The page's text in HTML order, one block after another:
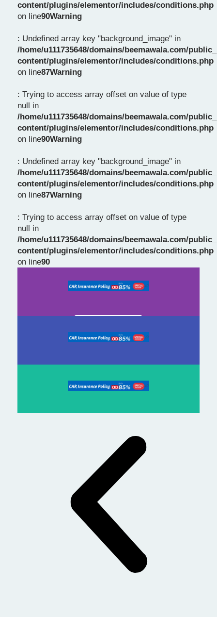
content/plugins/elementor/includes/conditions.php
on line90Warning
: Undefined array key "background_image" in
/home/u111735648/domains/beemawala.com/
content/plugins/elementor/includes/conditions.php
on line87Warning
: Trying to access array offset on value of type
null in
/home/u111735648/domains/beemawala.com/
content/plugins/elementor/includes/conditions.php
on line90Warning
: Undefined array key "background_image" in
/home/u111735648/domains/beemawala.com/
content/plugins/elementor/includes/conditions.php
on line87Warning
: Trying to access array offset on value of type
null in
/home/u111735648/domains/beemawala.com/
content/plugins/elementor/includes/conditions.php
on line90
Slide 1 Heading